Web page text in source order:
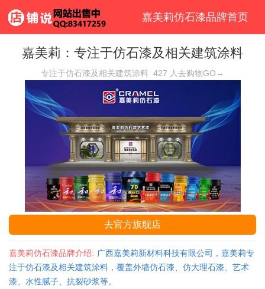
嘉美莉仿石漆品牌首页
嘉美莉：专注于仿石漆及相关建筑涂料
专注于仿石漆及相关建筑涂料 427 人去购物GO→
去官方旗舰店
嘉美莉仿石漆品牌介绍: 广西嘉美莉新材料科技有限公司，嘉美莉专
注于仿石漆及相关建筑涂料，覆盖外墙仿石漆、仿大理石漆、艺术
漆、水性腻子、抗裂砂浆等。